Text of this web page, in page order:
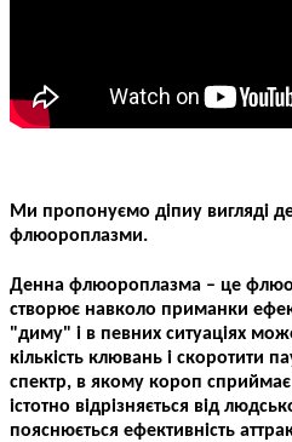
Ми пропонуємо дiпиу вигляді
флюороплазми.
Денна флюороплазма – це
створює навколо приманки
"диму" i в певних ситуаціях
кількість клювань і скоротити
спектр, в якому короп
істотно відрізняється від
пояснюється ефективність